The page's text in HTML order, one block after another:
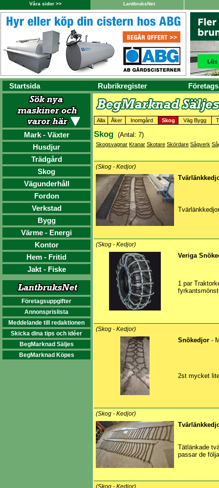
Våra sidor >> LantbruksNet
Startsida Rubrikregister
Mark - Växter
Husdjur
Trädgård
Skog
Vägunderhåll
Fordon
Verkstad
Bygg
Värme - Energi
Kontor
Hem - Fritid
Jakt - Fiske
Företagsuppgifter
Annonsprislista
Meddelande till redaktionen
Skicka dina tips och idéer
BegMarknad Säljes
BegMarknad Köpes
Alla Åker Inomgård Skog Väg Bygg
Skog (Antal: 7)
Skogsvagnar Kranar Skotare Skördare Sågverk
(Skog - Kedjor)
(Skog - Kedjor)
Veriga
1 par
(Skog - Kedjor)
Snökedjor -
2st mycket
(Skog - Kedjor)
Tätlänkade
passar de
(Skog - Kedjor)